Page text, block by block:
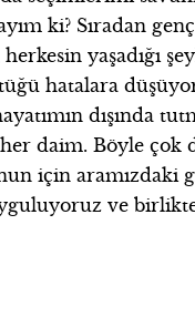
ki? Sıradan
yaşadığı
hatalara
dışında
her daim. Böyle çok
için aramızdaki
ve